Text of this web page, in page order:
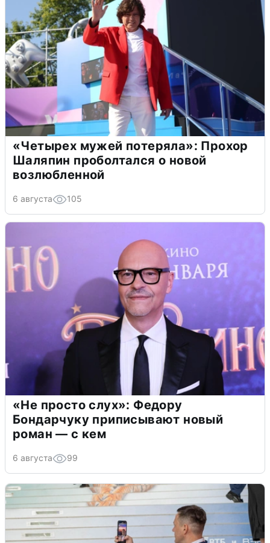
«Четырех мужей потеряла»: Прохор
Шаляпин проболтался о новой
возлюбленной
6 августа 105
«Не просто слух»: Федору
Бондарчуку приписывают новый
роман — с кем
6 августа 99